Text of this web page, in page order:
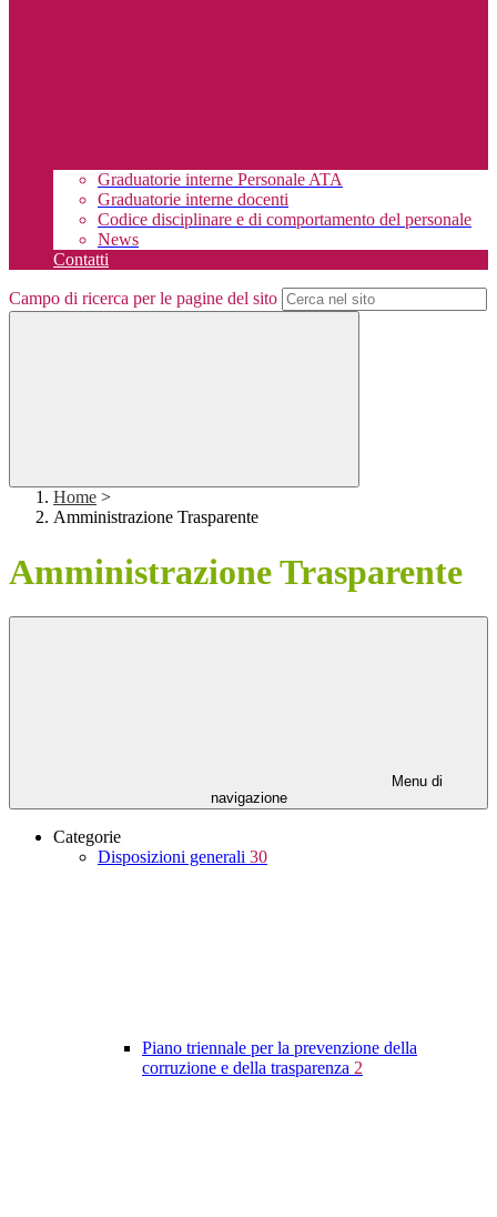
Graduatorie interne Personale ATA
Graduatorie interne docenti
Codice disciplinare e di comportamento del personale
News
Contatti
Campo di ricerca per le pagine del sito
Home >
Amministrazione Trasparente
Amministrazione Trasparente
Menu di
navigazione
Categorie
Disposizioni generali 30
Piano triennale per la prevenzione della
corruzione e della trasparenza 2